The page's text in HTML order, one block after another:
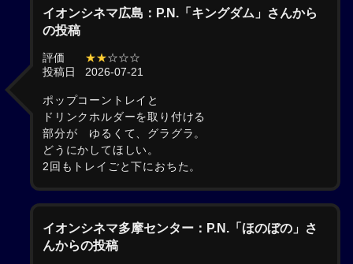
イオンシネマ広島：P.N.「キングダム」さんから
の投稿
評価 ★★☆☆☆
投稿日
2026-07-21
ポップコーントレイと
ドリンクホルダーを取り付ける
部分が ゆるくて、グラグラ。
どうにかしてほしい。
2回もトレイごと下におちた。
イオンシネマ多摩センター：P.N.「ほのぼの」さ
んからの投稿